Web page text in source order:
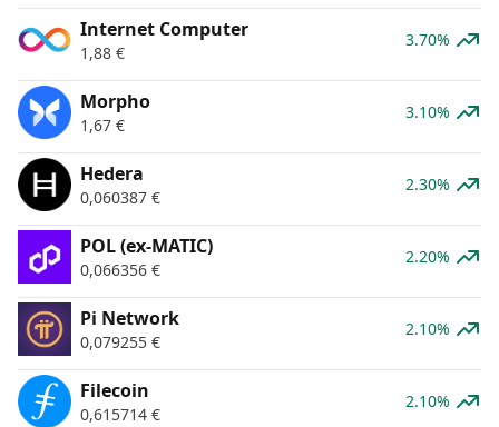
Internet Computer
1,88 €
3.70%
Morpho
1,67 €
3.10%
Hedera
0,060387 €
2.30%
POL (ex-MATIC)
0,066356 €
2.20%
Pi Network
0,079255 €
2.10%
Filecoin
0,615714 €
2.10%